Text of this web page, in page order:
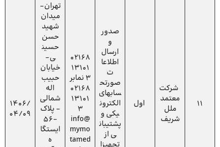
11
شرکت
معتمد
ملل
شریف
اول
صدور
و
ارسال
اطلاعا
ت
صورتح
سابهای
الکترون
یکی و
پشتیبان
ی از
02168
13101
3 نمابر
02168
13101
3
info@
mymo
tamed
تهران-
میدان
شهید
حسن
حسین
ی-
خیابان
حبیب
اله
شمالی
- پلاک
-56
ایستگا
ه
1406/
04/09